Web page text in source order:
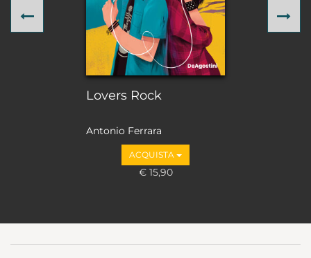
Lovers Rock
Antonio Ferrara
ACQUISTA
€ 15,90
Previous